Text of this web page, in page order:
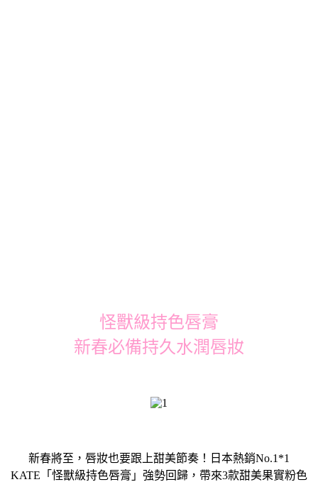
怪獸級持色唇膏
新春必備持久水潤唇妝
新春將至，唇妝也要跟上甜美節奏！日本熱銷No.1*1
KATE「怪獸級持色唇膏」強勢回歸，帶來3款甜美果實粉色